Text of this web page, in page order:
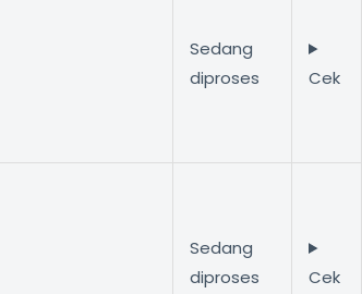
Sedang
diproses
Cek
Sedang
diproses
Cek